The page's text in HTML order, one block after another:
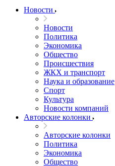
Новости
Новости
Политика
Экономика
Общество
Происшествия
ЖКХ и транспорт
Наука и образование
Спорт
Культура
Новости компаний
Авторские колонки
Авторские колонки
Политика
Экономика
Общество